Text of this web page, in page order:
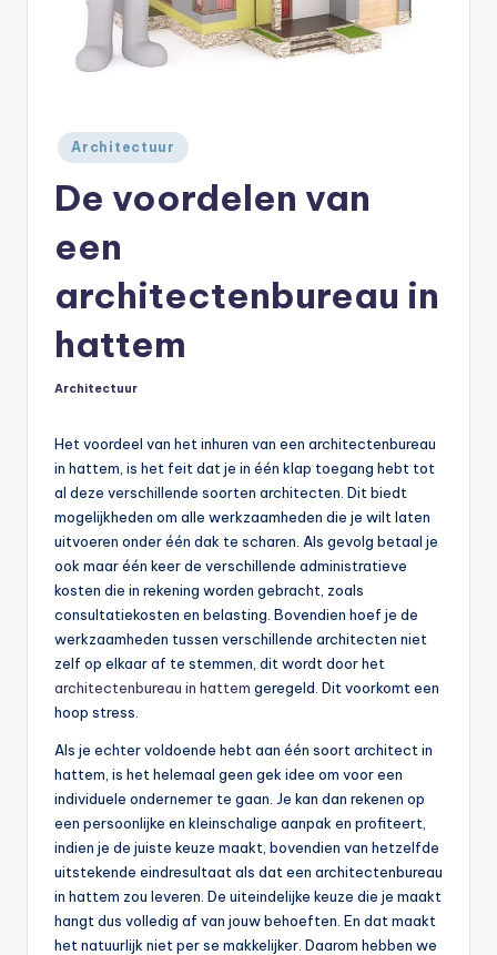
Geplaatst
in
Architectuur
De voordelen van
een
architectenbureau in
hattem
Geplaatst
Architectuur
Het voordeel van het inhuren van een architectenbureau
in hattem, is het feit dat je in één klap toegang hebt tot
al deze verschillende soorten architecten. Dit biedt
mogelijkheden om alle werkzaamheden die je wilt laten
uitvoeren onder één dak te scharen. Als gevolg betaal je
ook maar één keer de verschillende administratieve
kosten die in rekening worden gebracht, zoals
consultatiekosten en belasting. Bovendien hoef je de
werkzaamheden tussen verschillende architecten niet
zelf op elkaar af te stemmen, dit wordt door het
architectenbureau in hattem geregeld. Dit voorkomt een
hoop stress.
Als je echter voldoende hebt aan één soort architect in
hattem, is het helemaal geen gek idee om voor een
individuele ondernemer te gaan. Je kan dan rekenen op
een persoonlijke en kleinschalige aanpak en profiteert,
indien je de juiste keuze maakt, bovendien van hetzelfde
uitstekende eindresultaat als dat een architectenbureau
in hattem zou leveren. De uiteindelijke keuze die je maakt
hangt dus volledig af van jouw behoeften. En dat maakt
het natuurlijk niet per se makkelijker. Daarom hebben we